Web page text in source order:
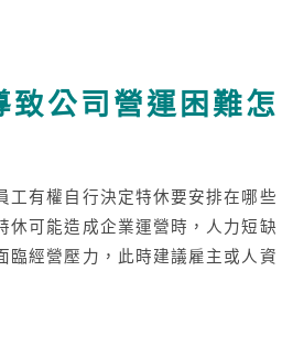
致公司營運困難怎
工有權自行決定特休要安排在哪些
休可能造成企業運營時，人力短缺
臨經營壓力，此時建議雇主或人資